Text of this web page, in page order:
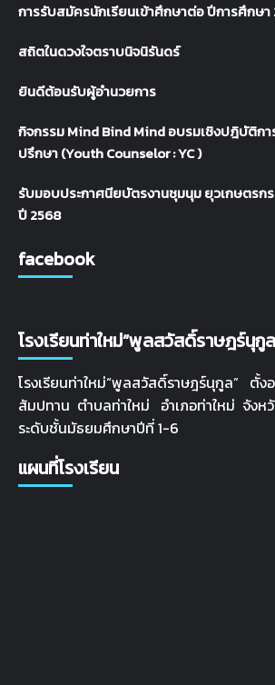
การรับสมัครนักเรียนเข้าศึกษาต่อ ปีการศึกษา
สถิตในดวงใจตราบนิจนิรันดร์
ยินดีต้อนรับผู้อำนวยการ
กิจกรรม Mind Bind Mind อบรมเชิงปฎิบัติก
ปรึกษา (Youth Counselor : YC )
รับมอบประกาศนียบัตรงานชุมนุม ยุวเกษตรกร
ปี 2568
facebook
โรงเรียนท่าใหม่”พูลสวัสดิ์ราษฎร์นุกู
โรงเรียนท่าใหม่“พูลสวัสดิ์ราษฎร์นุกูล” ตั้
สัมปทาน ตำบลท่าใหม่ อำเภอท่าใหม่ จังห
ระดับชั้นมัธยมศึกษาปีที่ 1-6
แผนที่โรงเรียน